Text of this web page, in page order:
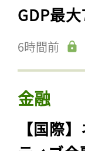
GDP最
6時間前
金融
【国際